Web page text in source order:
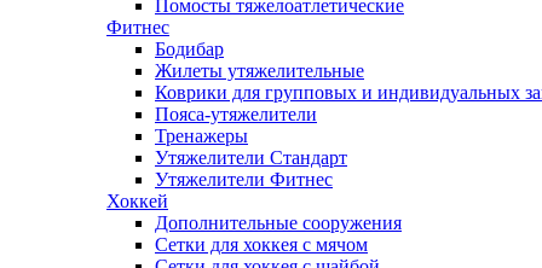
Помосты тяжелоатлетические
Фитнес
Бодибар
Жилеты утяжелительные
Коврики для групповых и индивидуальных
Пояса-утяжелители
Тренажеры
Утяжелители Стандарт
Утяжелители Фитнес
Хоккей
Дополнительные сооружения
Сетки для хоккея с мячом